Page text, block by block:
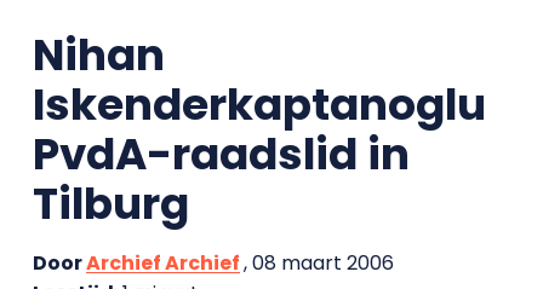
Nihan
Iskenderkaptanoglu
PvdA-raadslid in
Tilburg
DoorArchief Archief, 08 maart 2006